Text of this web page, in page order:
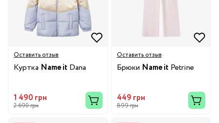
Оставить отзыв
Куртка Name it Dana
1 490 грн
2 690 грн
Оставить отзыв
Брюки Name it Petrine
449 грн
899 грн